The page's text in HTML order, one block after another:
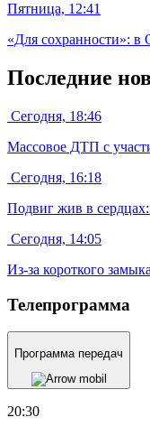
Пятница, 12:41
«Для сохранности»: в
Последние
Сегодня, 18:46
Массовое ДТП с
Сегодня, 16:18
Подвиг жив в
Сегодня, 14:05
Из-за короткого
Телепрограмма
Программа передач
20:30